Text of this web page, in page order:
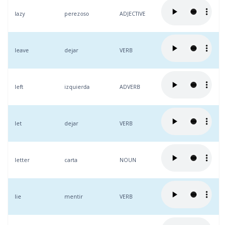
lazy perezoso ADJECTIVE
leave dejar VERB
left izquierda ADVERB
let dejar VERB
letter carta NOUN
lie mentir VERB